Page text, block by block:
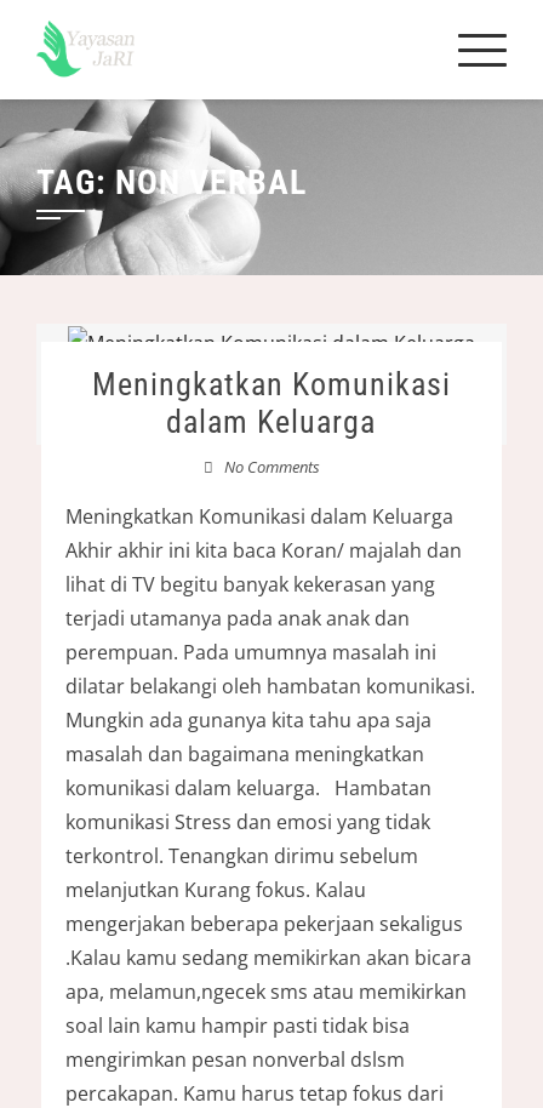
content
TAG: NON VERBAL
Meningkatkan Komunikasi
dalam Keluarga
No Comments
Meningkatkan Komunikasi dalam Keluarga
Akhir akhir ini kita baca Koran/ majalah dan
lihat di TV begitu banyak kekerasan yang
terjadi utamanya pada anak anak dan
perempuan. Pada umumnya masalah ini
dilatar belakangi oleh hambatan komunikasi.
Mungkin ada gunanya kita tahu apa saja
masalah dan bagaimana meningkatkan
komunikasi dalam keluarga. Hambatan
komunikasi Stress dan emosi yang tidak
terkontrol. Tenangkan dirimu sebelum
melanjutkan Kurang fokus. Kalau
mengerjakan beberapa pekerjaan sekaligus
.Kalau kamu sedang memikirkan akan bicara
apa, melamun,ngecek sms atau memikirkan
soal lain kamu hampir pasti tidak bisa
mengirimkan pesan nonverbal dslsm
percakapan. Kamu harus tetap fokus dari